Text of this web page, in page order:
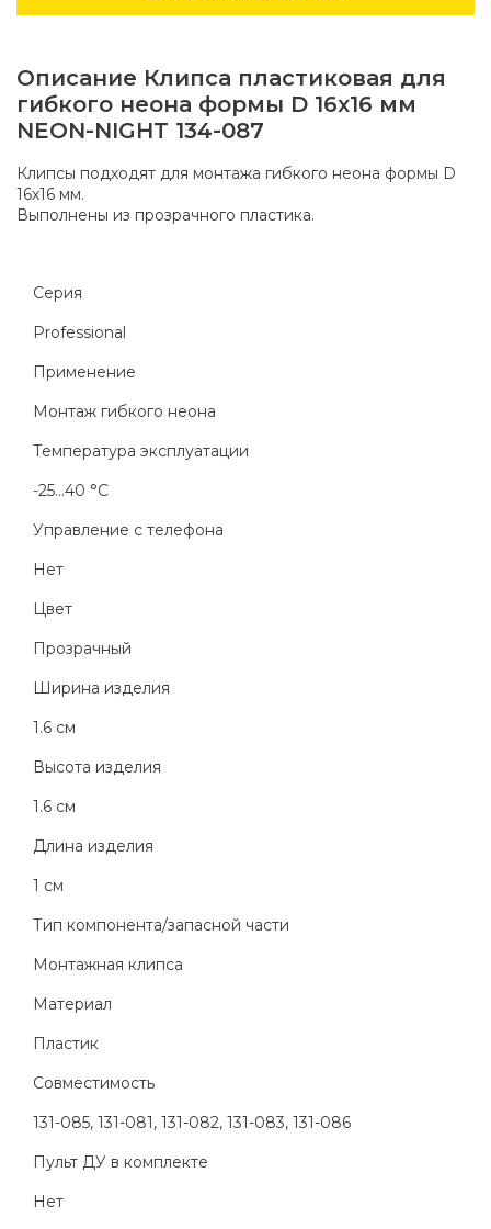
Описание Клипса пластиковая для
гибкого неона формы D 16х16 мм
NEON-NIGHT 134-087
Клипсы подходят для монтажа гибкого неона формы D
16х16 мм.
Выполнены из прозрачного пластика.
Серия
Professional
Применение
Монтаж гибкого неона
Температура эксплуатации
-25...40 °C
Управление с телефона
Нет
Цвет
Прозрачный
Ширина изделия
1.6 см
Высота изделия
1.6 см
Длина изделия
1 см
Тип компонента/запасной части
Монтажная клипса
Материал
Пластик
Совместимость
131-085, 131-081, 131-082, 131-083, 131-086
Пульт ДУ в комплекте
Нет